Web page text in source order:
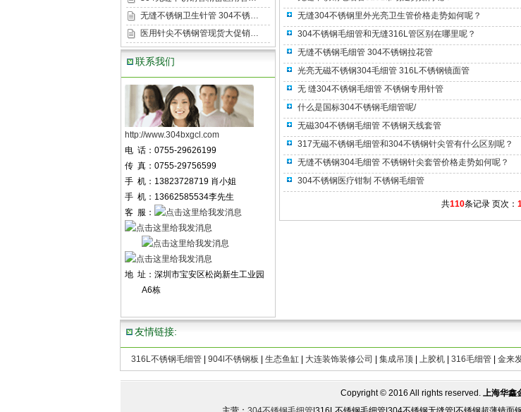
无缝不锈钢卫生针管 304不锈…
医用针尖不锈钢管现货大促销…
联系我们
http://www.304bxgcl.com
电 话：0755-29626199
传 真：0755-29756599
手 机：13823728719 肖小姐
手 机：13662585534李先生
客 服：
地 址：深圳市宝安区松岗新生工业园
A6栋
无缝304不锈钢里外光亮卫生管价格走势如何呢？
304不锈钢毛细管和无缝316L管区别在哪里呢？
无缝不锈钢毛细管 304不锈钢拉花管
光亮无磁不锈钢304毛细管 316L不锈钢镜面管
无 缝304不锈钢毛细管 不锈钢专用针管
什么是国标304不锈钢毛细管呢/
无磁304不锈钢毛细管 不锈钢天线套管
317无磁不锈钢毛细管和304不锈钢针尖管有什么区别呢？
无缝不锈钢304毛细管 不锈钢针尖套管价格走势如何呢？
304不锈钢医疗钳制 不锈钢毛细管
共110条记录 页次：
友情链接:
316L不锈钢毛细管| 904l不锈钢板 生态鱼缸| 大连装饰装修公司 集成吊顶| 上胶机| 316毛细管| 金来
Copyright © 2016 All rights reserved. 上海华鑫